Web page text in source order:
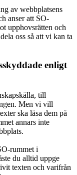
av webbplatsens
anser att SO-
upphovsrätten och
oss så att vi kan ta
enligt
till
Men vi vill
ska läsa dem på
annars inte
rummet i
du alltid uppge
texten och varifrån